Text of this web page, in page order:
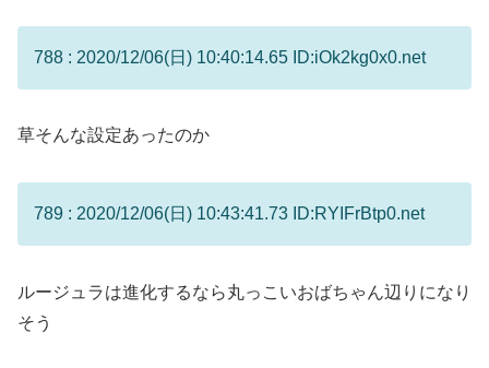
788 : 2020/12/06(日) 10:40:14.65 ID:iOk2kg0x0.net
草そんな設定あったのか
789 : 2020/12/06(日) 10:43:41.73 ID:RYIFrBtp0.net
ルージュラは進化するなら丸っこいおばちゃん辺りになり
そう